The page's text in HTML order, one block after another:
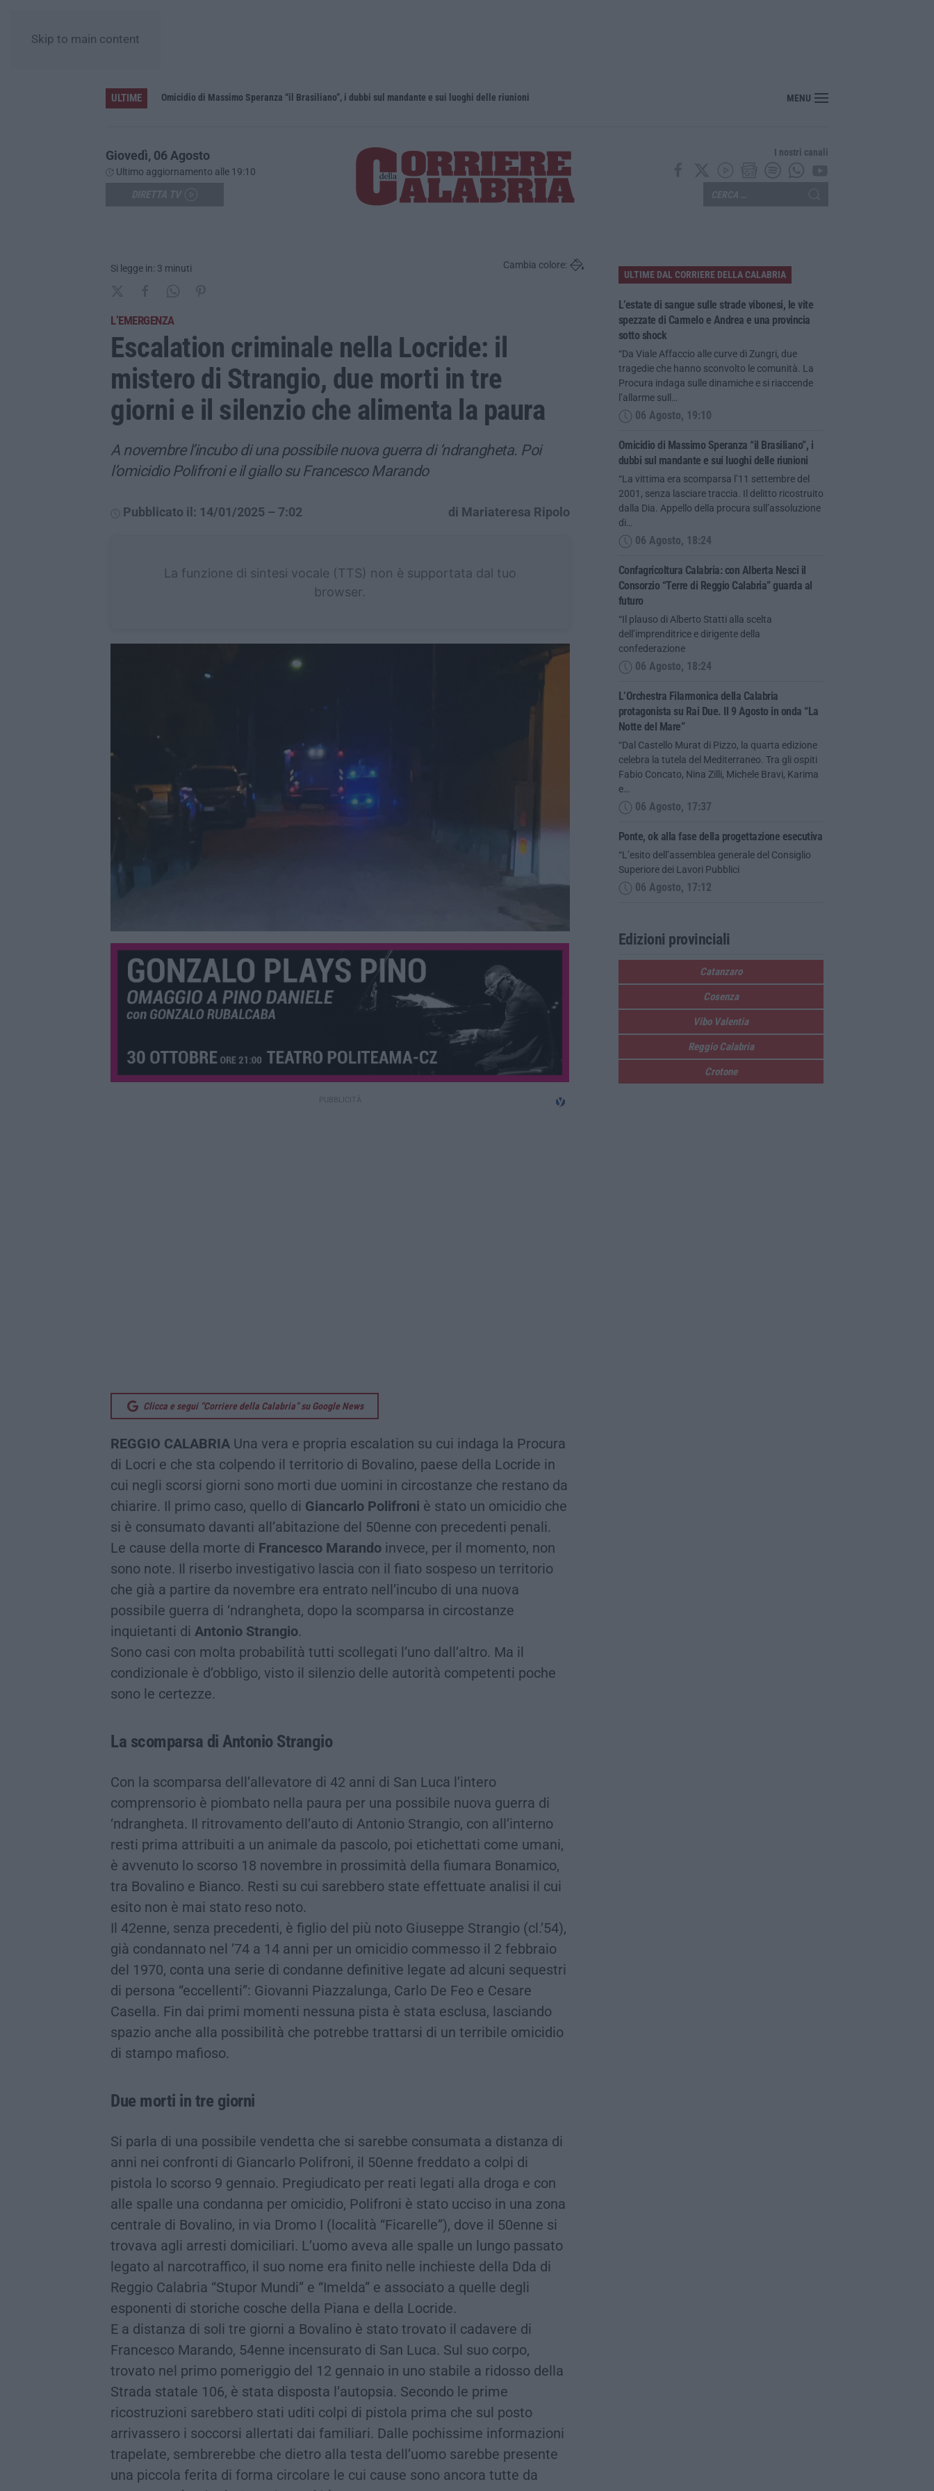
Skip to main content
ULTIME
L’estate di sangue sulle strade vibonesi, le vite spezzate di Carmelo e Andrea e una provincia sotto shock Omicidio di Massimo Speranza “il Brasiliano”, i dubbi sul mandante e sui luoghi delle riunioni MENU
Giovedì, 06 Agosto
Ultimo aggiornamento alle 19:10
I nostri canali
Si legge in: 3 minuti Cambia colore:
L’EMERGENZA
Escalation criminale nella Locride: il
mistero di Strangio, due morti in tre
giorni e il silenzio che alimenta la paura
A novembre l’incubo di una possibile nuova guerra di ‘ndrangheta. Poi
l’omicidio Polifroni e il giallo su Francesco Marando
Pubblicato il: 14/01/2025 – 7:02 di Mariateresa Ripolo
La funzione di sintesi vocale (TTS) non è supportata dal tuo
browser.
Clicca e segui “Corriere della Calabria” su Google News
REGGIO CALABRIA Una vera e propria escalation su cui indaga la Procura
di Locri e che sta colpendo il territorio di Bovalino, paese della Locride in
cui negli scorsi giorni sono morti due uomini in circostanze che restano da
chiarire. Il primo caso, quello di Giancarlo Polifroni è stato un omicidio che
si è consumato davanti all’abitazione del 50enne con precedenti penali.
Le cause della morte di Francesco Marando invece, per il momento, non
sono note. Il riserbo investigativo lascia con il fiato sospeso un territorio
che già a partire da novembre era entrato nell’incubo di una nuova
possibile guerra di ‘ndrangheta, dopo la scomparsa in circostanze
inquietanti di Antonio Strangio.
Sono casi con molta probabilità tutti scollegati l’uno dall’altro. Ma il
condizionale è d’obbligo, visto il silenzio delle autorità competenti poche
sono le certezze.
La scomparsa di Antonio Strangio
Con la scomparsa dell’allevatore di 42 anni di San Luca l’intero
comprensorio è piombato nella paura per una possibile nuova guerra di
‘ndrangheta. Il ritrovamento dell’auto di Antonio Strangio, con all’interno
resti prima attribuiti a un animale da pascolo, poi etichettati come umani,
è avvenuto lo scorso 18 novembre in prossimità della fiumara Bonamico,
tra Bovalino e Bianco. Resti su cui sarebbero state effettuate analisi il cui
esito non è mai stato reso noto.
Il 42enne, senza precedenti, è figlio del più noto Giuseppe Strangio (cl.’54),
già condannato nel ’74 a 14 anni per un omicidio commesso il 2 febbraio
del 1970, conta una serie di condanne definitive legate ad alcuni sequestri
di persona “eccellenti”: Giovanni Piazzalunga, Carlo De Feo e Cesare
Casella. Fin dai primi momenti nessuna pista è stata esclusa, lasciando
spazio anche alla possibilità che potrebbe trattarsi di un terribile omicidio
di stampo mafioso.
Due morti in tre giorni
Si parla di una possibile vendetta che si sarebbe consumata a distanza di
anni nei confronti di Giancarlo Polifroni, il 50enne freddato a colpi di
pistola lo scorso 9 gennaio. Pregiudicato per reati legati alla droga e con
alle spalle una condanna per omicidio, Polifroni è stato ucciso in una zona
centrale di Bovalino, in via Dromo I (località “Ficarelle”), dove il 50enne si
trovava agli arresti domiciliari. L’uomo aveva alle spalle un lungo passato
legato al narcotraffico, il suo nome era finito nelle inchieste della Dda di
Reggio Calabria “Stupor Mundi” e “Imelda” e associato a quelle degli
esponenti di storiche cosche della Piana e della Locride.
E a distanza di soli tre giorni a Bovalino è stato trovato il cadavere di
Francesco Marando, 54enne incensurato di San Luca. Sul suo corpo,
trovato nel primo pomeriggio del 12 gennaio in uno stabile a ridosso della
Strada statale 106, è stata disposta l’autopsia. Secondo le prime
ricostruzioni sarebbero stati uditi colpi di pistola prima che sul posto
arrivassero i soccorsi allertati dai familiari. Dalle pochissime informazioni
trapelate, sembrerebbe che dietro alla testa dell’uomo sarebbe presente
una piccola ferita di forma circolare le cui cause sono ancora tutte da
ULTIME DAL CORRIERE DELLA CALABRIA
L’estate di sangue sulle strade vibonesi, le vite
spezzate di Carmelo e Andrea e una provincia
sotto shock
“Da Viale Affaccio alle curve di Zungri, due
tragedie che hanno sconvolto le comunità. La
Procura indaga sulle dinamiche e si riaccende
l’allarme sull…
06 Agosto, 19:10
Omicidio di Massimo Speranza “il Brasiliano”, i
dubbi sul mandante e sui luoghi delle riunioni
“La vittima era scomparsa l’11 settembre del
2001, senza lasciare traccia. Il delitto ricostruito
dalla Dia. Appello della procura sull’assoluzione
di…
06 Agosto, 18:24
Confagricoltura Calabria: con Alberta Nesci il
Consorzio “Terre di Reggio Calabria” guarda al
futuro
“Il plauso di Alberto Statti alla scelta
dell’imprenditrice e dirigente della
confederazione
06 Agosto, 18:24
L’Orchestra Filarmonica della Calabria
protagonista su Rai Due. Il 9 Agosto in onda “La
Notte del Mare”
“Dal Castello Murat di Pizzo, la quarta edizione
celebra la tutela del Mediterraneo. Tra gli ospiti
Fabio Concato, Nina Zilli, Michele Bravi, Karima
e…
06 Agosto, 17:37
Ponte, ok alla fase della progettazione esecutiva
“L’esito dell’assemblea generale del Consiglio
Superiore dei Lavori Pubblici
06 Agosto, 17:12
Edizioni provinciali
Catanzaro
Cosenza
Vibo Valentia
Reggio Calabria
Crotone